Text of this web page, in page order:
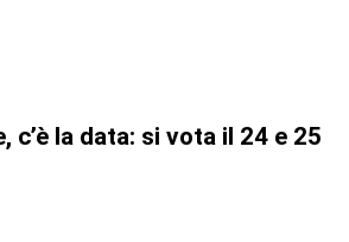
c’è la data: si vota il 24 e 25